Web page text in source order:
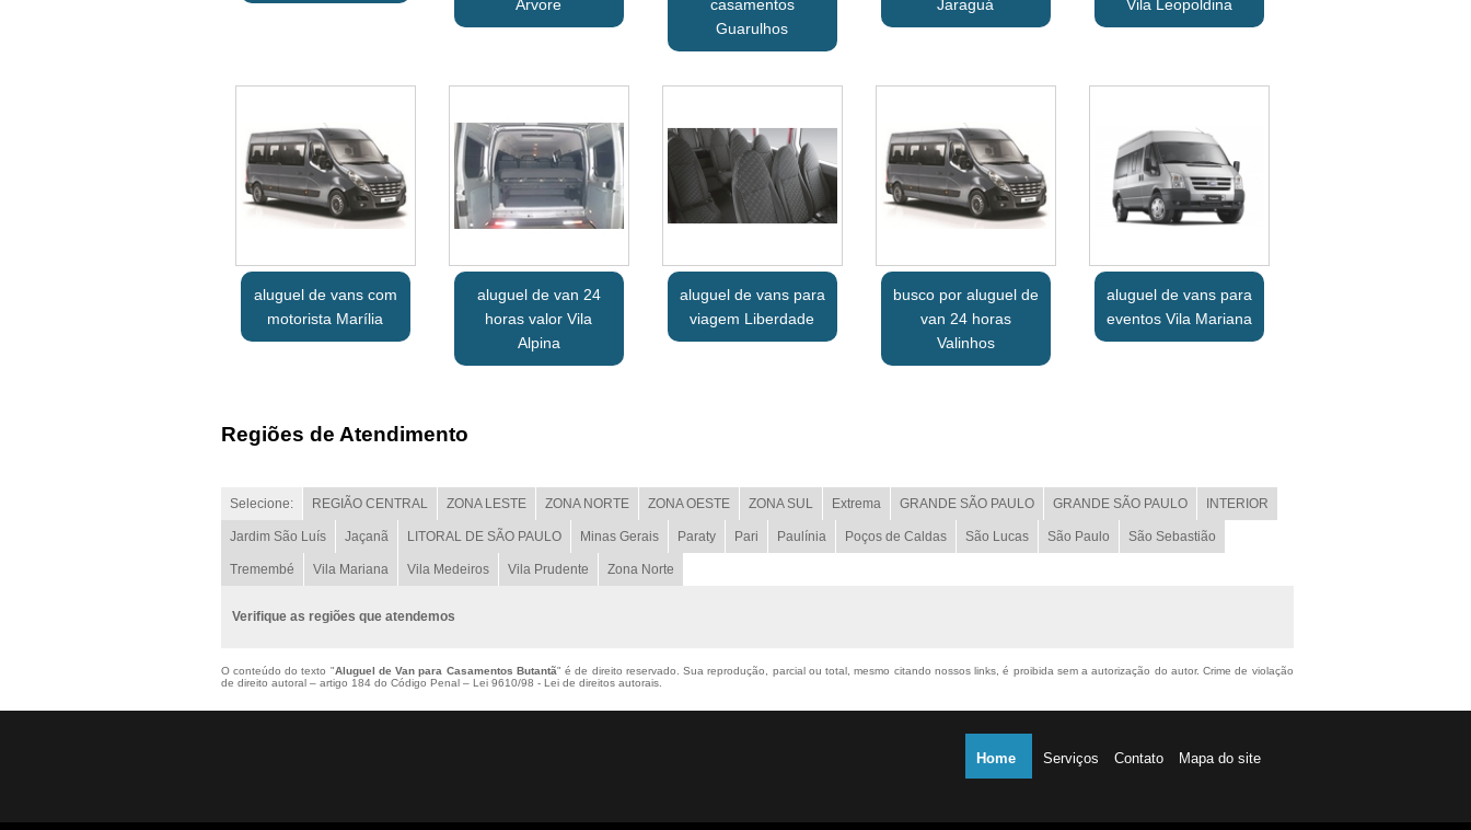
Arvore
casamentos
Guarulhos
Jaraguá
Vila Leopoldina
aluguel de vans com
motorista Marília
aluguel de van 24
horas valor Vila
Alpina
aluguel de vans para
viagem Liberdade
busco por aluguel de
van 24 horas
Valinhos
aluguel de vans para
eventos Vila Mariana
Regiões de Atendimento
Selecione: REGIÃO CENTRAL ZONA LESTE ZONA NORTE ZONA OESTE ZONA SUL Extrema GRANDE SÃO PAULO GRANDE SÃO PAULO INTERIOR
Jardim São Luís Jaçanã LITORAL DE SÃO PAULO Minas Gerais Paraty Pari Paulínia Poços de Caldas São Lucas São Paulo São Sebastião
Tremembé Vila Mariana Vila Medeiros Vila Prudente Zona Norte
Verifique as regiões que atendemos
O conteúdo do texto "Aluguel de Van para Casamentos Butantã" é de direito reservado. Sua reprodução, parcial ou total, mesmo citando nossos links, é proibida sem a autorização do autor. Crime de violação
de direito autoral – artigo 184 do Código Penal – Lei 9610/98 - Lei de direitos autorais.
Home Serviços Contato Mapa do site